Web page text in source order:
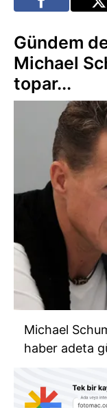
Gündem
Michael
topar...
Michael
haber adeta